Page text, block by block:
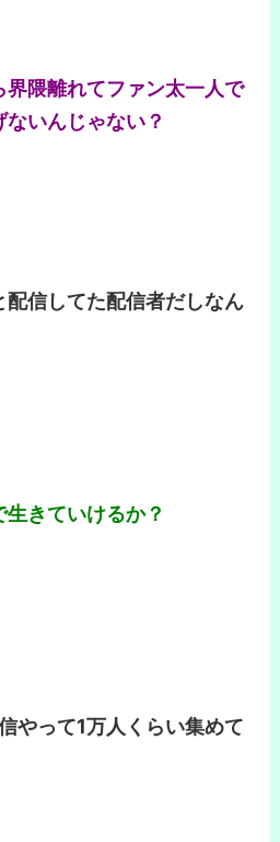
隈離れてファン太一人で
いんじゃない？
信してた配信者だしなん
きていけるか？
やって1万人くらい集めて